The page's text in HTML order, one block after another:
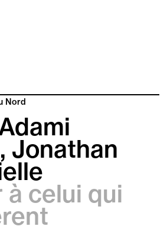
Nord
Jonathan
à celui qui